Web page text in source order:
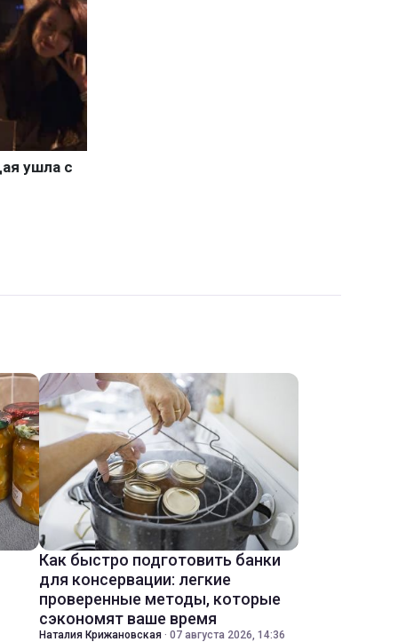
Как быстро подготовить банки
для консервации: легкие
проверенные методы, которые
сэкономят ваше время
Наталия Крижановская · 07 августа 2026, 14:36